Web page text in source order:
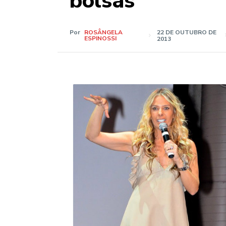
Por ROSÂNGELA
ESPINOSSI
22 DE OUTUBRO DE
2013